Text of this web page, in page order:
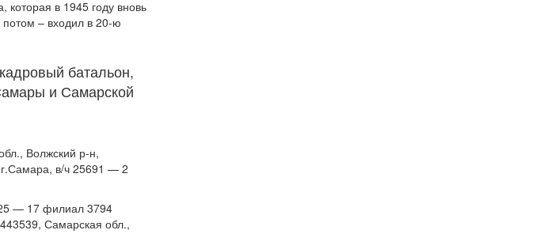
которая в 1945 году вновь
потом – входил в 20-ю
батальон,
и Самарской
Волжский р-н,
г.Самара, в/ч 25691 — 2
— 17 филиал 3794
Самарская обл.,